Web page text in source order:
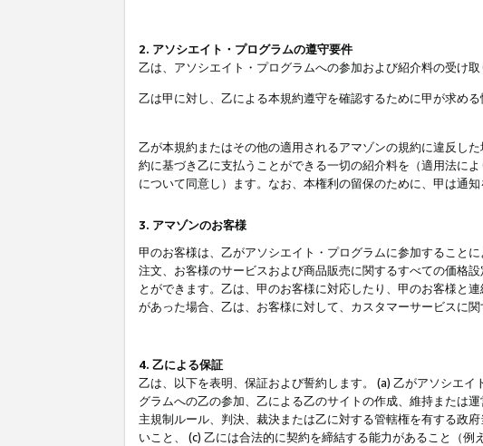
2. アソシエイト・プログラムの遵守要件
乙は、アソシエイト・プログラムへの参加および紹介料の受け
乙は甲に対し、乙による本規約遵守を確認するために甲が求め
乙が本規約またはその他の適用されるアマゾンの規約に違反し
約に基づき乙に支払うことができる一切の紹介料を（適用法に
について同意し）ます。なお、本権利の留保のために、甲は通
3. アマゾンのお客様
甲のお客様は、乙がアソシエイト・プログラムに参加すること
注文、お客様のサービスおよび商品販売に関するすべての価格
とができます。乙は、甲のお客様に対応したり、甲のお客様と
があった場合、乙は、お客様に対して、カスタマーサービスに
4. 乙による保証
乙は、以下を表明、保証および誓約します。 (a) 乙がアソシエ
グラムへの乙の参加、乙による乙のサイトの作成、維持または
主規制ルール、判決、裁決または乙に対する管轄権を有する政
いこと、 (c) 乙には合法的に契約を締結する能力があること（